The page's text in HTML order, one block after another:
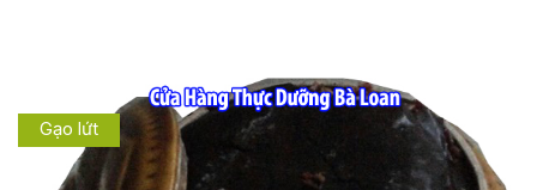
Gạo lứt